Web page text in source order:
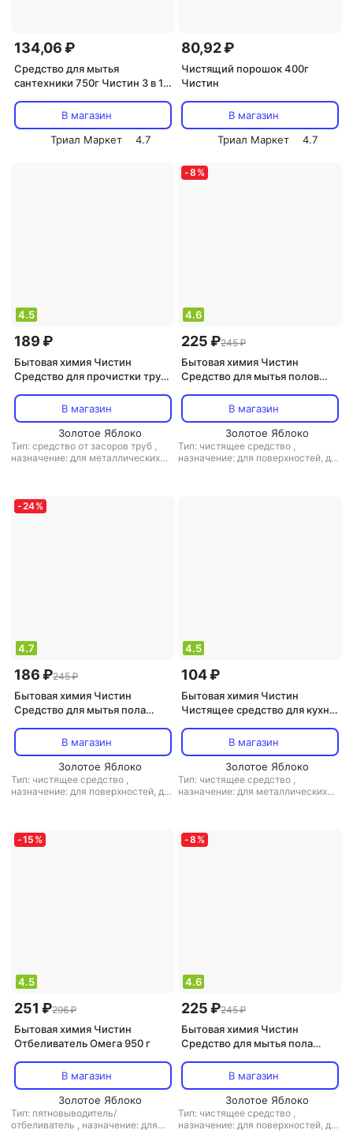
134,06 ₽
Средство для мытья
сантехники 750г Чистин 3 в 1
В магазин
Триал Маркет
4.7
80,92 ₽
Чистящий порошок 400г
Чистин
В магазин
Триал Маркет
4.7
4.5
189 ₽
Бытовая химия Чистин
Средство для прочистки труб
В магазин
Золотое Яблоко
Тип: средство от засоров труб ,
назначение: для металлических
ткани: универсальный
-8 %
4.6
225 ₽245 ₽
Бытовая химия Чистин
Средство для мытья полов
В магазин
Золотое Яблоко
Тип: чистящее средство ,
назначение: для поверхностей, для
-24%
4.7
186 ₽245 ₽
Бытовая химия Чистин
Средство для мытья пола
В магазин
Золотое Яблоко
Тип: чистящее средство ,
назначение: для поверхностей, для
4.5
104 ₽
Бытовая химия Чистин
Чистящее средство для кухни
В магазин
Золотое Яблоко
Тип: чистящее средство ,
назначение: для металлических
ванных комнат, для дезинфекции,
универсальное средство
-15 %
4.5
251 ₽296 ₽
Бытовая химия Чистин
Отбеливатель Омега 950 г
В магазин
Золотое Яблоко
Тип: пятновыводитель/
отбеливатель , назначение: для
-8 %
4.6
225 ₽245 ₽
Бытовая химия Чистин
Средство для мытья пола
В магазин
Золотое Яблоко
Тип: чистящее средство ,
назначение: для поверхностей, для